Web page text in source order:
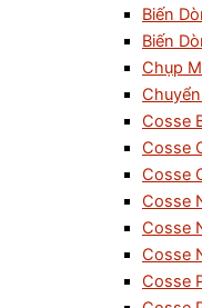
Biến
Biến
Chụp
Cosse
Cosse
Cosse
Cosse
Cosse
Cosse
Cosse